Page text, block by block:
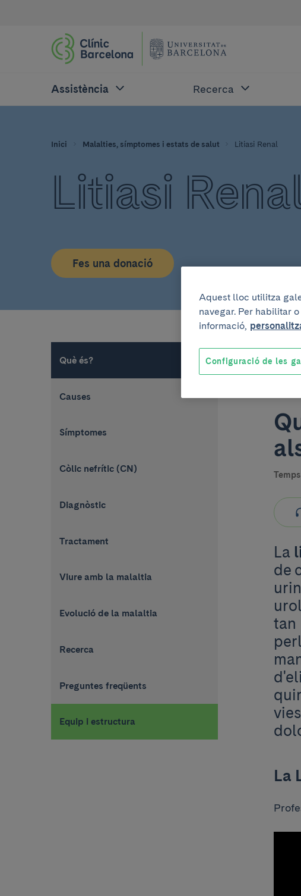
Assistència Recerca
Inici Malalties, símptomes i estats de salut Litiasi Renal
Litiasi
Fes una donació
Què és?
Causes
Símptomes
Còlic nefrític (CN)
Diagnòstic
Tractament
Viure amb la malaltia
Evolució de la malaltia
Recerca
Preguntes freqüents
Equip i estructura
La
de
tan
La
Aquest lloc utilitza
navegar. Per habilitar
informació,
Configuració de les